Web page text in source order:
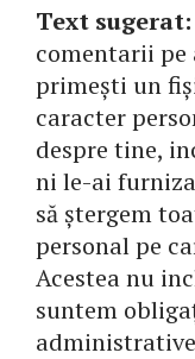
Text sugerat:
comentarii pe
primești un
caracter
despre tine,
ni le-ai
să ștergem
personal pe
Acestea nu
suntem